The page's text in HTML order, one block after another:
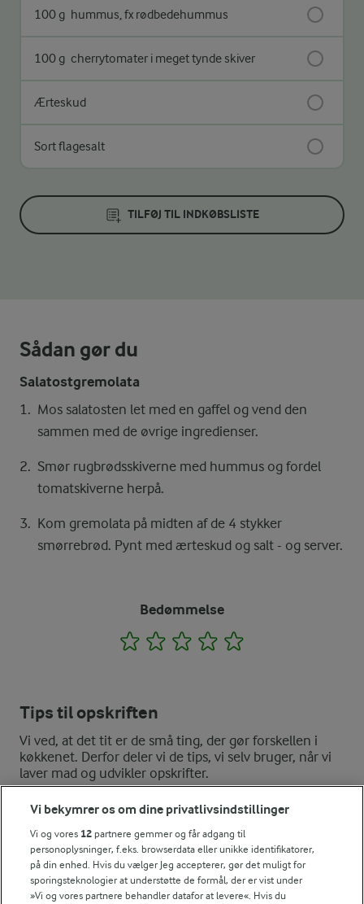
100 g hummus, fx rødbedehummus
100 g cherrytomater i meget tynde skiver
Ærteskud
Sort flagesalt
TILFØJ TIL INDKØBSLISTE
Sådan gør du
Salatostgremolata
Mos salatosten let med en gaffel og vend den
sammen med de øvrige ingredienser.
Smør rugbrødsskiverne med hummus og fordel
tomatskiverne herpå.
Kom gremolata på midten af de 4 stykker
smørrebrød. Pynt med ærteskud og salt - og server.
Bedømmelse
1 2 3 4
Tips til opskriften
Vi ved, at det tit er de små ting, der gør forskellen i
køkkenet. Derfor deler vi de tips, vi selv bruger, når vi
laver mad og udvikler opskrifter.
Du kan også bruge pesto, smør, mayonnaise eller lignende i
NÆRINGSINDHOLD, PR 100 G
Vi bekymrer os om dine privatlivsindstillinger
Vi og vores 12 partnere gemmer og får adgang til
personoplysninger, f.eks. browserdata eller unikke identifikatorer,
på din enhed. Hvis du vælger Jeg accepterer, gør det muligt for
sporingsteknologier at understøtte de formål, der er vist under
»Vi og vores partnere behandler datafor at levere«. Hvis du